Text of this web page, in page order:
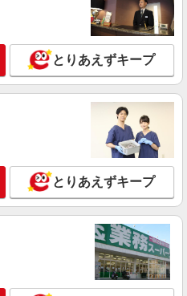
のみ/残業なし！健康管理メイ
フ
〜3000円＜交通費全額支給(ガソリ
い可/週払い可＞
詳細を見る
住＊シフト融通が利くため子育
気♪
〜3000円 ＜日払い有/週払い有/交
とりあえずキープ
とりあえずキープ